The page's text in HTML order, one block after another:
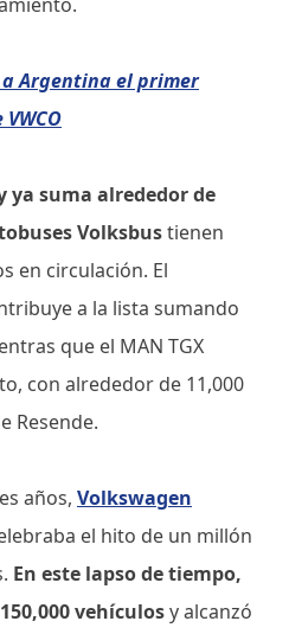
Argentina el primer
ya suma alrededor de
Volksbustienen
en circulación. El
a la lista sumando
que el MAN TGX
con alrededor de 11,000
Resende.
años, Volkswagen
el hito de un millón
En este lapso de tiempo,
vehículosy alcanzó